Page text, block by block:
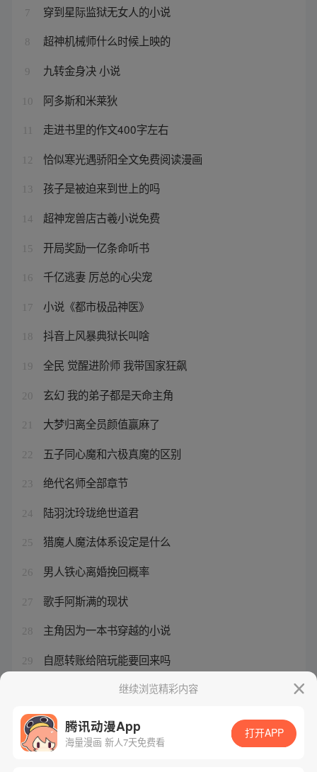
7 穿到星际监狱无女人的小说
8 超神机械师什么时候上映的
9 九转金身决 小说
10 阿多斯和米莱狄
走进书里的作文400字左右
12 恰似寒光遇骄阳全文免费阅读漫画
13 孩子是被迫来到世上的吗
14 超神宠兽店古羲小说免费
15 开局奖励一亿条命听书
16 千亿逃妻 厉总的心尖宠
17 小说《都市极品神医》
18 抖音上风暴典狱长叫啥
19 全民 觉醒进阶师 我带国家狂飙
20 玄幻 我的弟子都是天命主角
21 大梦归离全员颜值赢麻了
22 五子同心魔和六极真魔的区别
23 绝代名师全部章节
24 陆羽沈玲珑绝世道君
25 猎魔人魔法体系设定是什么
26 男人铁心离婚挽回概率
27 歌手阿斯满的现状
28 主角因为一本书穿越的小说
29 自愿转账给陪玩能要回来吗
三国人生模拟同僚攻略继续浏览精彩内容
腾讯动漫App
海量漫画 新人7天免费看
打开APP